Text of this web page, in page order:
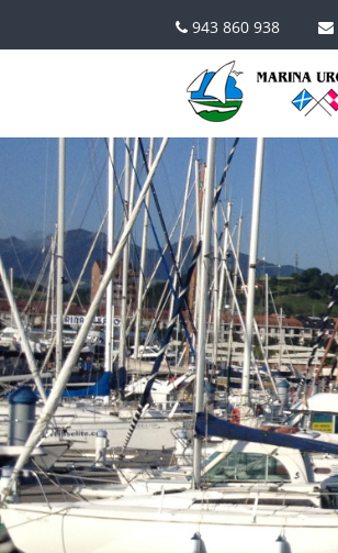
943 860 938
CONTACTO.JPG